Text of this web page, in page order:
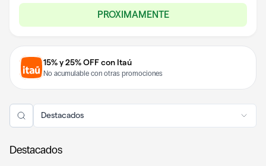
PROXIMAMENTE
15% y 25% OFF con Itaú
No acumulable con otras promociones
Destacados
Destacados